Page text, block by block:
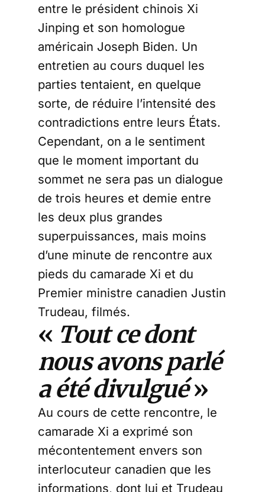
entre le président chinois Xi
Jinping et son homologue
américain Joseph Biden. Un
entretien au cours duquel les
parties tentaient, en quelque
sorte, de réduire l’intensité des
contradictions entre leurs États.
Cependant, on a le sentiment
que le moment important du
sommet ne sera pas un dialogue
de trois heures et demie entre
les deux plus grandes
superpuissances, mais moins
d’une minute de rencontre aux
pieds du camarade Xi et du
Premier ministre canadien Justin
Trudeau, filmés.
« Tout ce dont
nous avons parlé
a été divulgué»
Au cours de cette rencontre, le
camarade Xi a exprimé son
mécontentement envers son
interlocuteur canadien que les
informations, dont lui et Trudeau